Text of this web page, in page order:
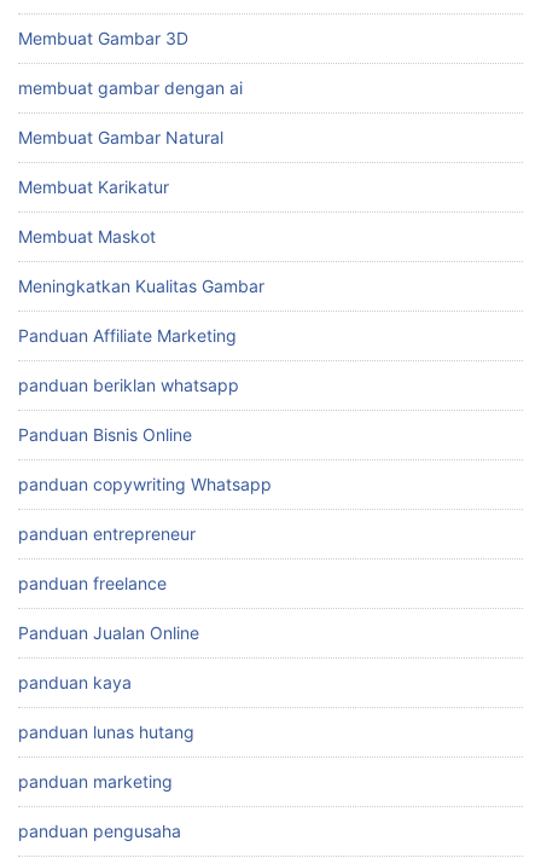
Membuat Gambar 3D
membuat gambar dengan ai
Membuat Gambar Natural
Membuat Karikatur
Membuat Maskot
Meningkatkan Kualitas Gambar
Panduan Affiliate Marketing
panduan beriklan whatsapp
Panduan Bisnis Online
panduan copywriting Whatsapp
panduan entrepreneur
panduan freelance
Panduan Jualan Online
panduan kaya
panduan lunas hutang
panduan marketing
panduan pengusaha